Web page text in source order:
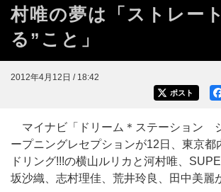
村唯の夢は「ストレー
る”こと」
2012年4月12日 / 18:42
ポスト
マイナビ「ドリーム＊ステーション
ープニングレセプションが12日、東京都
ドリング!!!の横山ルリカと河村唯、
坂沙織、志村理佳、荒井玲良、田中美麗